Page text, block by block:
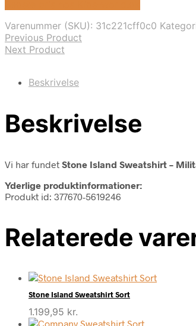
Varenummer (SKU): 31c221cff0c0
Previous Product
Next Product
Beskrivelse
Beskrivelse
Vi har fundet Stone Island Sweatshirt –
Yderlige produktinformationer:
Produkt id: 377670-5619246
Relaterede
Stone Island Sweatshirt Sort
1.199,95 kr.